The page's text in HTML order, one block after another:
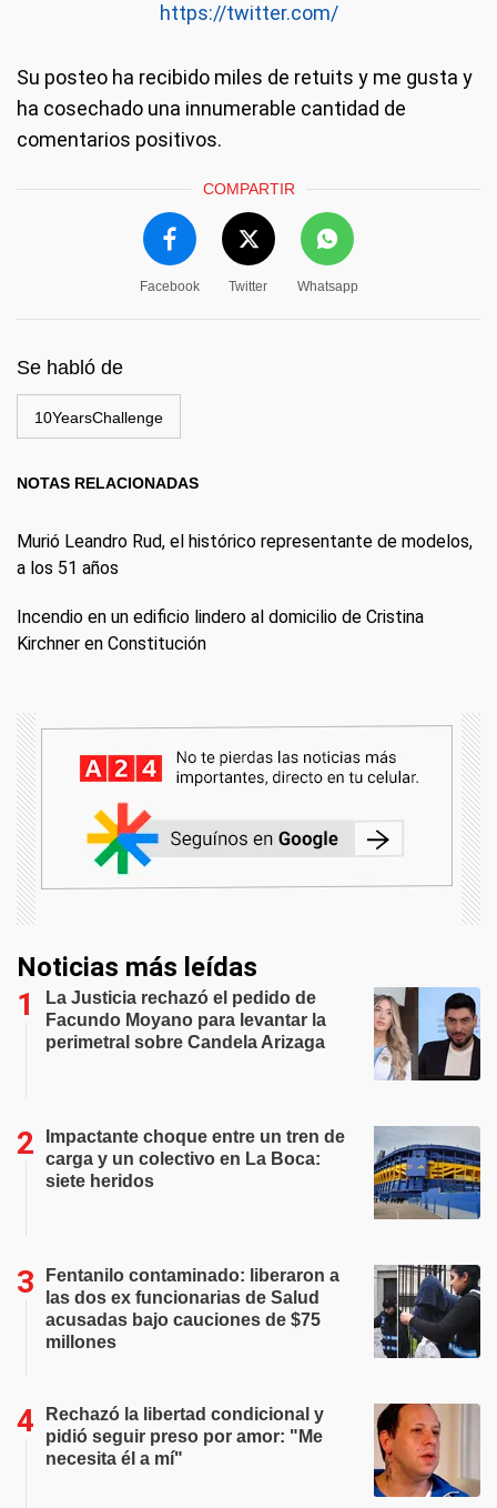
https://twitter.com/
Su posteo ha recibido miles de retuits y me gusta y
ha cosechado una innumerable cantidad de
comentarios positivos.
COMPARTIR
Facebook Twitter Whatsapp
Se habló de
10YearsChallenge
NOTAS RELACIONADAS
Murió Leandro Rud, el histórico representante de modelos,
a los 51 años
Incendio en un edificio lindero al domicilio de Cristina
Kirchner en Constitución
Noticias más leídas
La Justicia rechazó el pedido de
Facundo Moyano para levantar la
perimetral sobre Candela Arizaga
Impactante choque entre un tren de
carga y un colectivo en La Boca:
siete heridos
Fentanilo contaminado: liberaron a
las dos ex funcionarias de Salud
acusadas bajo cauciones de $75
millones
Rechazó la libertad condicional y
pidió seguir preso por amor: "Me
necesita él a mí"